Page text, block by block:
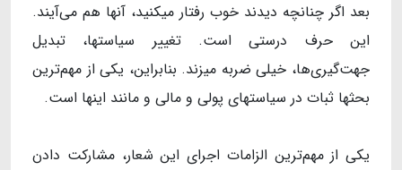
بعد اگر چنانچه دیدند خوب رفتار میکنید، آنها هم می‌آیند.
این حرف درستی است. تغییر سیاستها، تبدیل
جهت‌گیری‌ها، خیلی ضربه میزند. بنابراین، یکی از مهم‌ترین
بحثها ثبات در سیاستهای پولی و مالی و مانند اینها است.
یکی از مهم‌ترین الزامات اجرای این شعار، مشارکت دادن